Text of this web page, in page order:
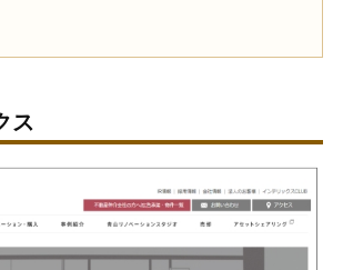
ス